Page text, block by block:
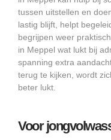
tussen uitstellen en
lastig blijft, helpt
begrijpen weer
in Meppel wat lukt bij
spanning extra
terug te kijken, wordt
beter lukt.
Voor